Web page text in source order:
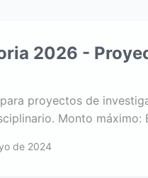
2026 -
proyectos de
Monto máximo:
de 2024